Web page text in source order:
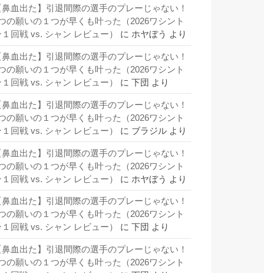
鼻血出た】引退間際の選手のプレーじゃない！
の願いの１つが早くも叶った（2026ワシント
１回戦 vs. シャン レビュー）
に ホヤぼう より
鼻血出た】引退間際の選手のプレーじゃない！
の願いの１つが早くも叶った（2026ワシント
１回戦 vs. シャン レビュー）
に 下団 より
鼻血出た】引退間際の選手のプレーじゃない！
の願いの１つが早くも叶った（2026ワシント
１回戦 vs. シャン レビュー）
に ブラジル より
鼻血出た】引退間際の選手のプレーじゃない！
の願いの１つが早くも叶った（2026ワシント
１回戦 vs. シャン レビュー）
に ホヤぼう より
鼻血出た】引退間際の選手のプレーじゃない！
の願いの１つが早くも叶った（2026ワシント
１回戦 vs. シャン レビュー）
に 下団 より
鼻血出た】引退間際の選手のプレーじゃない！
の願いの１つが早くも叶った（2026ワシント